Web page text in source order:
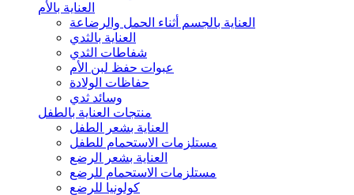
العناية بالأم
العناية بالجسم أثناء الحمل والرضاعة
العناية بالثدي
شفاطات الثدي
عبوات حفظ لبن الأم
حفاظات الولادة
وسائد ثدي
منتجات العناية بالطفل
العناية بشعر الطفل
مستلزمات الاستحمام للطفل
العناية بشعر الرضع
مستلزمات الاستحمام للرضع
كولونيا للرضع